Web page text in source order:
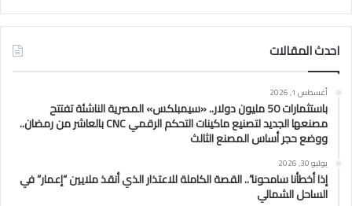
احدث المقالات
أغسطس 1, 2026
باستثمارات 50 مليون دولار.. «سيمبلكس» المصرية الناشئة تفتتح
مصنعها الجديد لتصنيع ماكينات التحكم الرقمي CNC بالعاشر من رمضان..
ووضع حجر أساس المصنع الثالث
يوليو 30, 2026
إذا أخطأنا سامحونا”.. القصة الكاملة للاعتذار الذي أنقذ ملايين “إعمار” في
الساحل الشمالي